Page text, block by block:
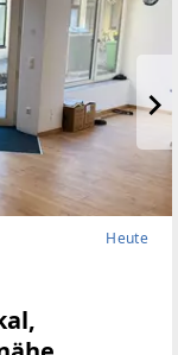
Heute